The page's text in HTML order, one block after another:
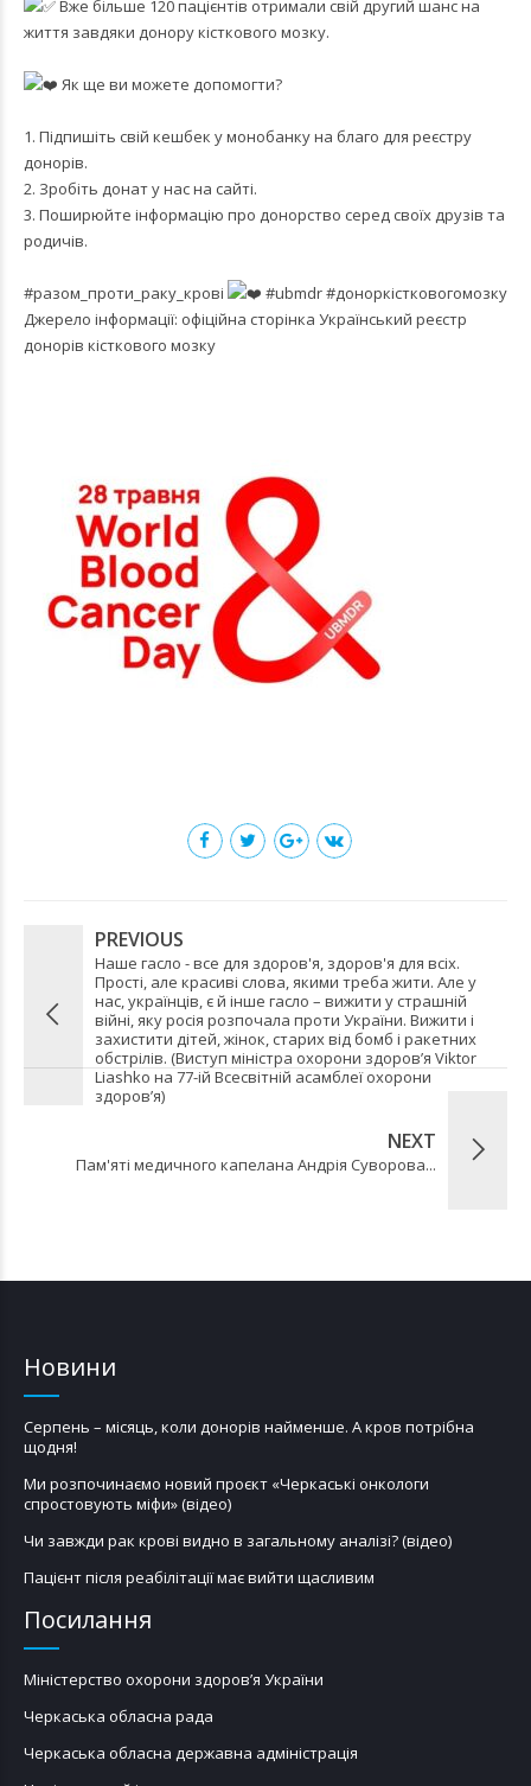
Вже більше 120 пацієнтів отримали свій другий шанс на
життя завдяки донору кісткового мозку.
Як ще ви можете допомогти?
1. Підпишіть свій кешбек у монобанку на благо для реєстру
донорів.
2. Зробіть донат у нас на сайті.
3. Поширюйте інформацію про донорство серед своїх друзів та
родичів.
#разом_проти_раку_крові #ubmdr#доноркістковогомозку
Джерело інформації: офіційна сторінка Український реєстр
донорів кісткового мозку
PREVIOUS
Наше гасло - все для здоров'я, здоров'я для всіх.
Прості, але красиві слова, якими треба жити. Але у
нас, українців, є й інше гасло – вижити у страшній
війні, яку росія розпочала проти України. Вижити і
захистити дітей, жінок, старих від бомб і ракетних
обстрілів. (Виступ міністра охорони здоровʼя Viktor
Liashko на 77-ій Всесвітній асамблеї охорони
здоровʼя)
NEXT
Пам'яті медичного капелана Андрія Суворова...
Новини
Серпень – місяць, коли донорів найменше. А кров потрібна
щодня!
Ми розпочинаємо новий проєкт «Черкаські онкологи
спростовують міфи» (відео)
Чи завжди рак крові видно в загальному аналізі? (відео)
Пацієнт після реабілітації має вийти щасливим
Посилання
Міністерство охорони здоров’я України
Черкаська обласна рада
Черкаська обласна державна адміністрація